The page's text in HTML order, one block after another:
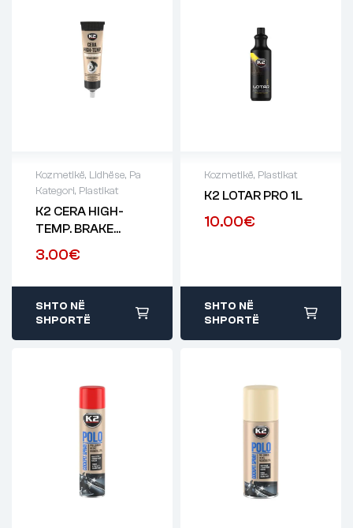
Kozmetikë, Lidhëse, Pa
Kategori, Plastikat
K2 CERA HIGH-
TEMP. BRAKE
GREASE 100ML
3.00€
SHTO NË
SHPORTË
Kozmetikë, Plastikat
K2 LOTAR PRO 1L
10.00€
SHTO NË
SHPORTË